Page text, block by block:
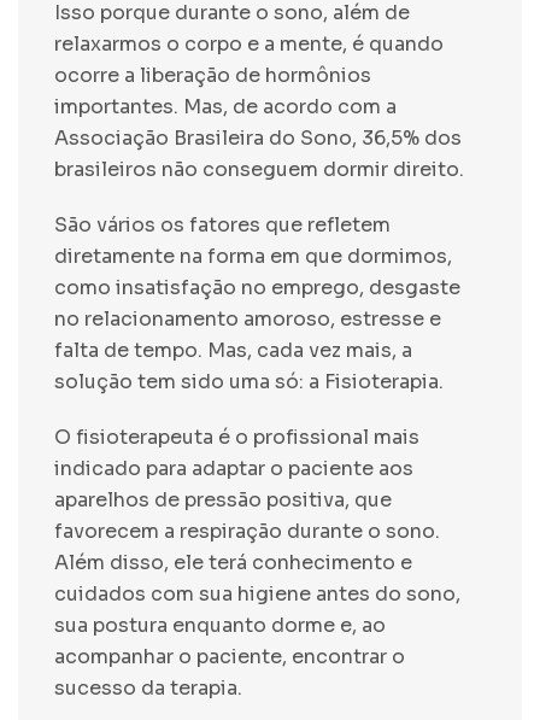
Isso porque durante o sono, além de
relaxarmos o corpo e a mente, é quando
ocorre a liberação de hormônios
importantes. Mas, de acordo com a
Associação Brasileira do Sono, 36,5% dos
brasileiros não conseguem dormir direito.
São vários os fatores que refletem
diretamente na forma em que dormimos,
como insatisfação no emprego, desgaste
no relacionamento amoroso, estresse e
falta de tempo. Mas, cada vez mais, a
solução tem sido uma só: a Fisioterapia.
O fisioterapeuta é o profissional mais
indicado para adaptar o paciente aos
aparelhos de pressão positiva, que
favorecem a respiração durante o sono.
Além disso, ele terá conhecimento e
cuidados com sua higiene antes do sono,
sua postura enquanto dorme e, ao
acompanhar o paciente, encontrar o
sucesso da terapia.